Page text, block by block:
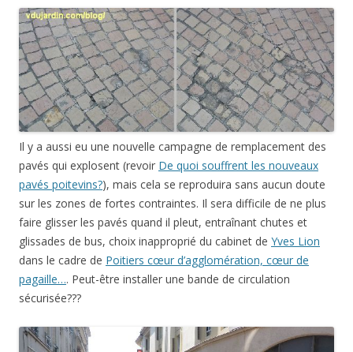
Il y a aussi eu une nouvelle campagne de remplacement des
pavés qui explosent (revoir De quoi souffrent les nouveaux
pavés poitevins?), mais cela se reproduira sans aucun doute
sur les zones de fortes contraintes. Il sera difficile de ne plus
faire glisser les pavés quand il pleut, entraînant chutes et
glissades de bus, choix inapproprié du cabinet de Yves Lion
dans le cadre de Poitiers cœur d’agglomération, cœur de
pagaille…. Peut-être installer une bande de circulation
sécurisée???